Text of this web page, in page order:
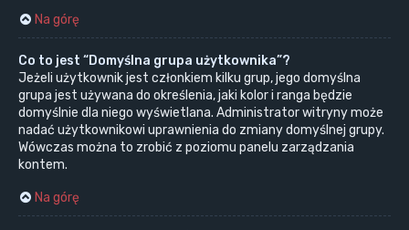
Na górę
Co to jest “Domyślna grupa użytkownika”?
Jeżeli użytkownik jest członkiem kilku grup, jego domyślna
grupa jest używana do określenia, jaki kolor i ranga będzie
domyślnie dla niego wyświetlana. Administrator witryny może
nadać użytkownikowi uprawnienia do zmiany domyślnej grupy.
Wówczas można to zrobić z poziomu panelu zarządzania
kontem.
Na górę